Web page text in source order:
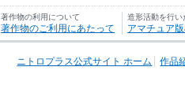
著作物の利用について
著作物のご利用にあたって
造形活動を行い
アマチュア
ニトロプラス公式サイト ホーム 作品